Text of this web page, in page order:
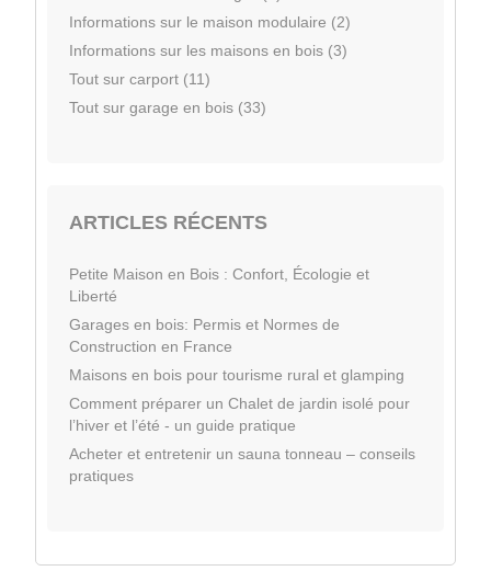
Informations sur le maison modulaire (2)
Informations sur les maisons en bois (3)
Tout sur carport (11)
Tout sur garage en bois (33)
ARTICLES RÉCENTS
Petite Maison en Bois : Confort, Écologie et
Liberté
Garages en bois: Permis et Normes de
Construction en France
Maisons en bois pour tourisme rural et glamping
Comment préparer un Chalet de jardin isolé pour
l’hiver et l’été - un guide pratique
Acheter et entretenir un sauna tonneau – conseils
pratiques